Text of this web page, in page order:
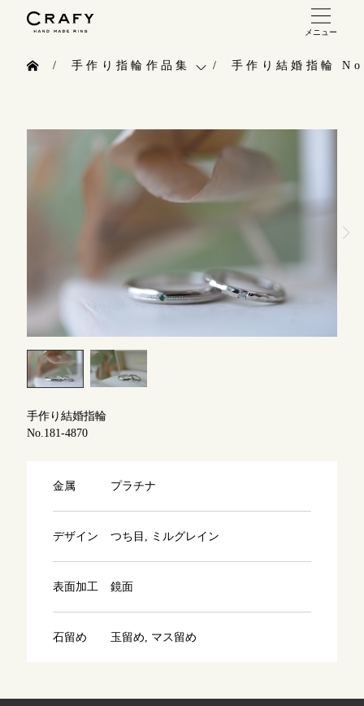
メニュー
指輪制作の流れ
オーダーメイド 結婚指輪・婚約指輪
インタビュー
工房一覧
よくあるご質問
アフターケア・保証
ブログ
手作り指輪作品集
お問い合わせ
お客様インタビュー
CRAFYについて
結婚指輪手作り工房のご案内
手作り結婚指輪
手作り結婚指輪
No.181-4870
金属 プラチナ
デザイン つち目, ミルグレイン
表面加工 鏡面
石留め 玉留め, マス留め
10:00～18:00 /年中無休
年末年始は除く
目黒本店 来店ご予約
表参道店
吉祥寺店
川越店 来店ご予約
軽井沢店
大阪本店